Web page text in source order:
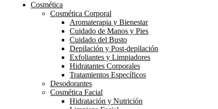
Cosmética
Cosmética Corporal
Aromaterapia y Bienestar
Cuidado de Manos y Pies
Cuidado del Busto
Depilación y Post-depilación
Exfoliantes y Limpiadores
Hidratantes Corporales
Tratamientos Específicos
Desodorantes
Cosmética Facial
Hidratación y Nutrición